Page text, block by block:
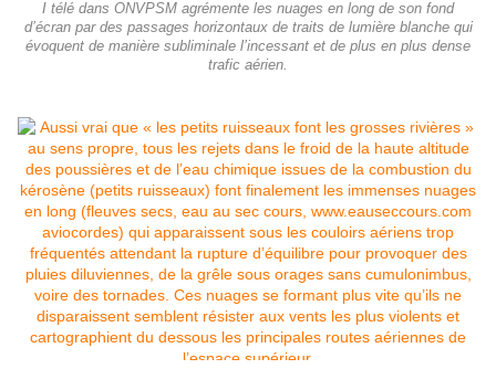
I télé dans ONVPSM agrémente les nuages en long de son fond
d’écran par des passages horizontaux de traits de lumière blanche qui
évoquent de manière subliminale l’incessant et de plus en plus dense
trafic aérien.